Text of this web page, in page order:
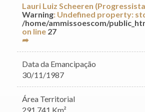
Lauri Luiz Scheeren
Warning: Undefined property:
/home/ammissoescom/
on line 27
➦
Data da Emancipação
30/11/1987
Área Territorial
291,741 Km²